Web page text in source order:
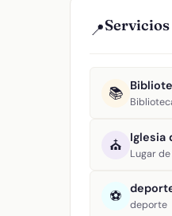
📍
📚
⛪ Iglesia
Lugar
⚽ deporte